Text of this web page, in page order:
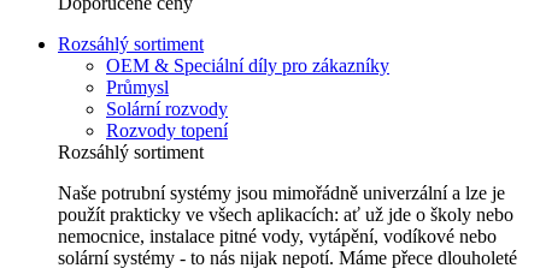
Rozsáhlý sortiment
OEM & Speciální díly pro zákazníky
Průmysl
Solární rozvody
Rozvody topení
Rozsáhlý sortiment
Naše potrubní systémy jsou mimořádně univerzální a lze je
použít prakticky ve všech aplikacích: ať už jde o školy nebo
nemocnice, instalace pitné vody, vytápění, vodíkové nebo
solární systémy - to nás nijak nepotí. Máme přece dlouholeté